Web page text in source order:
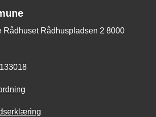
Rådhuset Rådhuspladsen 2 8000